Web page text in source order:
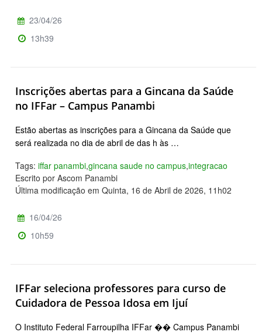
23/04/26
13h39
Inscrições abertas para a Gincana da Saúde
no IFFar – Campus Panambi
Estão abertas as inscrições para a Gincana da Saúde que
será realizada no dia de abril de das h às …
Tags: iffar panambi,gincana saude no campus,integracao
Escrito por Ascom Panambi
Última modificação em Quinta, 16 de Abril de 2026, 11h02
16/04/26
10h59
IFFar seleciona professores para curso de
Cuidadora de Pessoa Idosa em Ijuí
O Instituto Federal Farroupilha IFFar �� Campus Panambi